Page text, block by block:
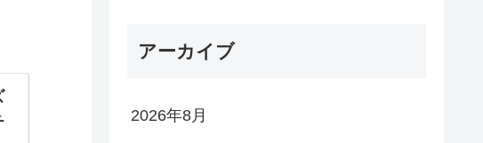
アーカイブ
2026年8月